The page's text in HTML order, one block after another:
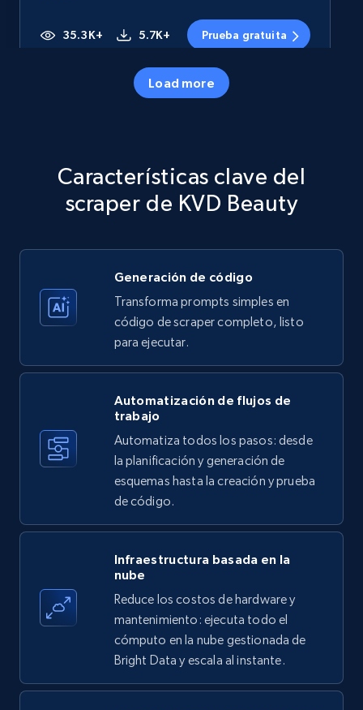
35.3K+ 5.7K+ Prueba gratuita
price, Currency, Availability, Reviews count, and
Amazon products - Collects products by
specific keywords
Title, Seller name, Brand, Description, Initial
35.3K+ 5.7K+ Prueba gratuita
Amazon products - find products by using
Title, Seller name, Brand, Description, Initial
price, Currency, Availability, Reviews count, and
more.
5.7K+ Prueba gratuita
Load more
Características clave del
scraper de KVD Beauty
Generación de código
Transforma prompts simples en
código de scraper completo, listo
para ejecutar.
Automatización de flujos de
trabajo
Automatiza todos los pasos: desde
la planificación y generación de
esquemas hasta la creación y prueba
de código.
Infraestructura basada en la
nube
Reduce los costos de hardware y
mantenimiento: ejecuta todo el
cómputo en la nube gestionada de
Bright Data y escala al instante.